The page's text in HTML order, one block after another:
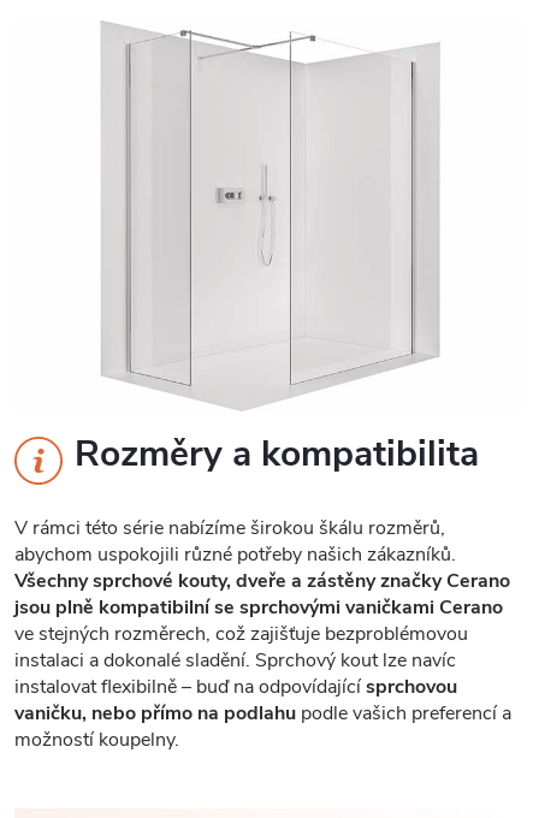
Rozměry a kompatibilita
V rámci této série nabízíme širokou škálu rozměrů,
abychom uspokojili různé potřeby našich zákazníků.
Všechny sprchové kouty, dveře a zástěny značky Cerano
jsou plně kompatibilní se sprchovými vaničkami Cerano
ve stejných rozměrech, což zajišťuje bezproblémovou
instalaci a dokonalé sladění. Sprchový kout lze navíc
instalovat flexibilně – buď na odpovídajícísprchovou
vaničku, nebo přímo na podlahu podle vašich preferencí a
možností koupelny.